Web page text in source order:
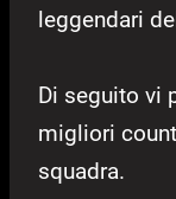
leggendari
Di seguito vi
migliori
squadra.